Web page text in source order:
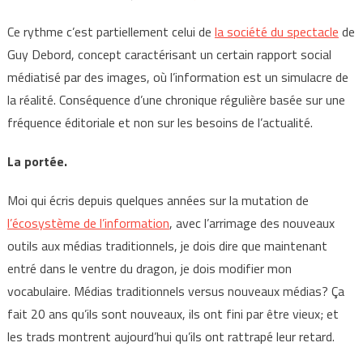
Ce rythme c’est partiellement celui de la société du spectacle de
Guy Debord, concept caractérisant un certain rapport social
médiatisé par des images, où l’information est un simulacre de
la réalité. Conséquence d’une chronique régulière basée sur une
fréquence éditoriale et non sur les besoins de l’actualité.
La portée.
Moi qui écris depuis quelques années sur la mutation de
l’écosystème de l’information, avec l’arrimage des nouveaux
outils aux médias traditionnels, je dois dire que maintenant
entré dans le ventre du dragon, je dois modifier mon
vocabulaire. Médias traditionnels versus nouveaux médias? Ça
fait 20 ans qu’ils sont nouveaux, ils ont fini par être vieux; et
les trads montrent aujourd’hui qu’ils ont rattrapé leur retard.